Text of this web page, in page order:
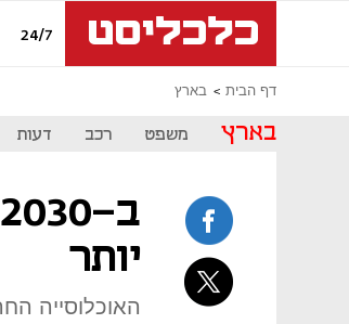
24/7
דף הבית בארץ
בארץ משפט רכב דעות
יותר